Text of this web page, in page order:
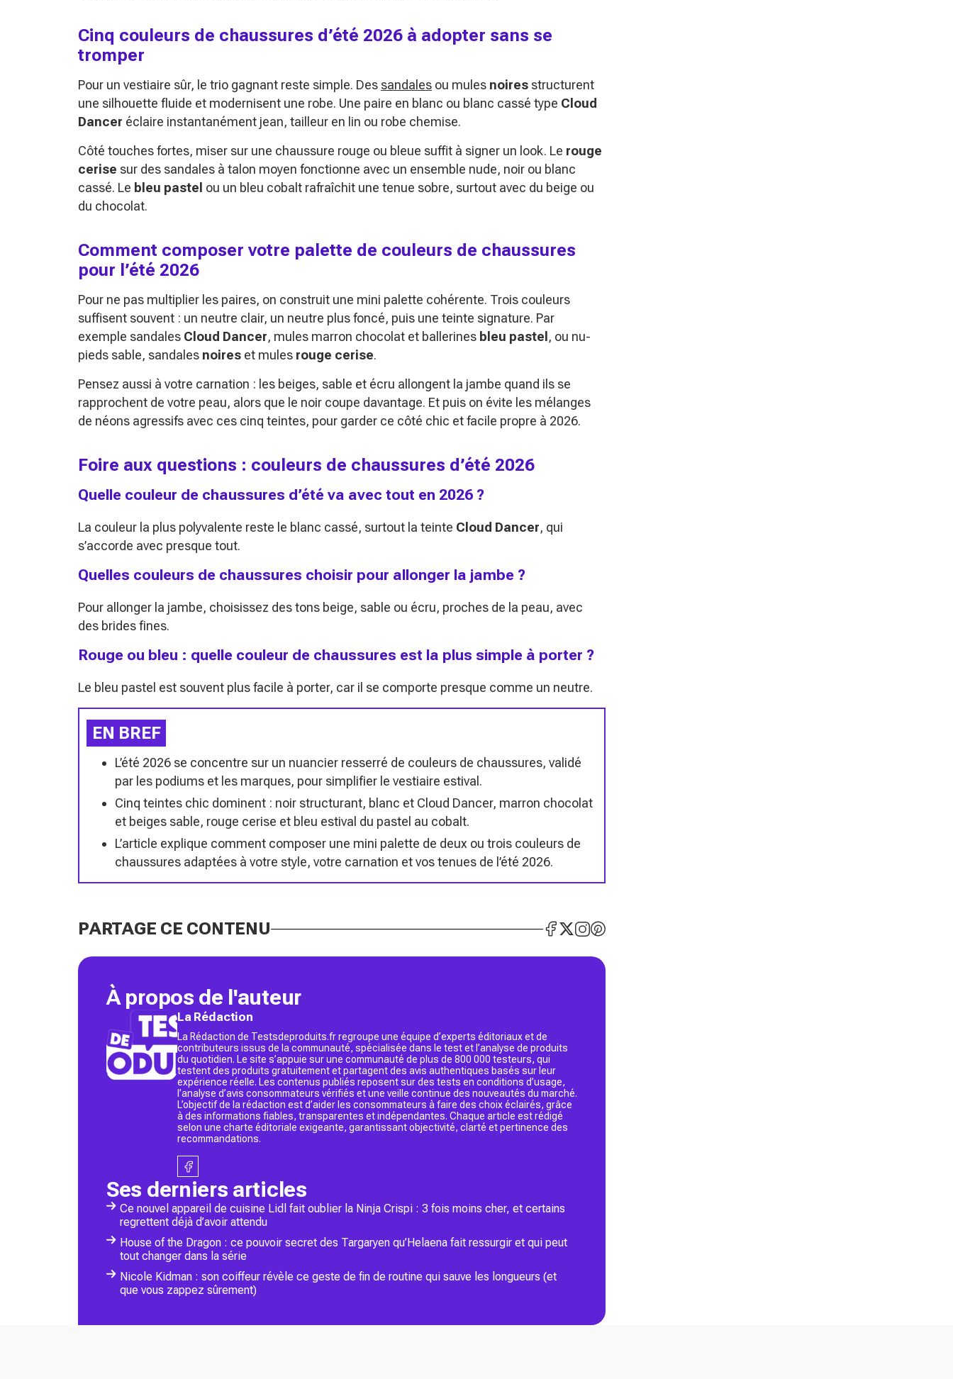
Cinq couleurs de chaussures d’été 2026 à adopter sans se
tromper
Pour un vestiaire sûr, le trio gagnant reste simple. Des sandales ou mules noires structurent
une silhouette fluide et modernisent une robe. Une paire en blanc ou blanc cassé type Cloud
Dancer éclaire instantanément jean, tailleur en lin ou robe chemise.
Côté touches fortes, miser sur une chaussure rouge ou bleue suffit à signer un look. Le rouge
cerise sur des sandales à talon moyen fonctionne avec un ensemble nude, noir ou blanc
cassé. Le bleu pastel ou un bleu cobalt rafraîchit une tenue sobre, surtout avec du beige ou
du chocolat.
Comment composer votre palette de couleurs de chaussures
pour l’été 2026
Pour ne pas multiplier les paires, on construit une mini palette cohérente. Trois couleurs
suffisent souvent : un neutre clair, un neutre plus foncé, puis une teinte signature. Par
exemple sandales Cloud Dancer, mules marron chocolat et ballerines bleu pastel , ou nu-
pieds sable, sandales noires et mules rouge cerise.
Pensez aussi à votre carnation : les beiges, sable et écru allongent la jambe quand ils se
rapprochent de votre peau, alors que le noir coupe davantage. Et puis on évite les mélanges
de néons agressifs avec ces cinq teintes, pour garder ce côté chic et facile propre à 2026.
Foire aux questions : couleurs de chaussures d’été 2026
Quelle couleur de chaussures d’été va avec tout en 2026 ?
La couleur la plus polyvalente reste le blanc cassé, surtout la teinte Cloud Dancer, qui
s’accorde avec presque tout.
Quelles couleurs de chaussures choisir pour allonger la jambe ?
Pour allonger la jambe, choisissez des tons beige, sable ou écru, proches de la peau, avec
des brides fines.
Rouge ou bleu : quelle couleur de chaussures est la plus simple à porter ?
Le bleu pastel est souvent plus facile à porter, car il se comporte presque comme un neutre.
EN BREF
L’été 2026 se concentre sur un nuancier resserré de couleurs de chaussures, validé
par les podiums et les marques, pour simplifier le vestiaire estival.
Cinq teintes chic dominent : noir structurant, blanc et Cloud Dancer, marron chocolat
et beiges sable, rouge cerise et bleu estival du pastel au cobalt.
L’article explique comment composer une mini palette de deux ou trois couleurs de
chaussures adaptées à votre style, votre carnation et vos tenues de l’été 2026.
PARTAGE CE CONTENU
À propos de l'auteur
La Rédaction
La Rédaction de Testsdeproduits.fr regroupe une équipe d’experts éditoriaux et de
contributeurs issus de la communauté, spécialisée dans le test et l’analyse de produits
du quotidien. Le site s’appuie sur une communauté de plus de 800 000 testeurs, qui
testent des produits gratuitement et partagent des avis authentiques basés sur leur
expérience réelle. Les contenus publiés reposent sur des tests en conditions d’usage,
l’analyse d’avis consommateurs vérifiés et une veille continue des nouveautés du marché.
L’objectif de la rédaction est d’aider les consommateurs à faire des choix éclairés, grâce
à des informations fiables, transparentes et indépendantes. Chaque article est rédigé
selon une charte éditoriale exigeante, garantissant objectivité, clarté et pertinence des
recommandations.
Ses derniers articles
Ce nouvel appareil de cuisine Lidl fait oublier la Ninja Crispi : 3 fois moins cher, et certains
regrettent déjà d’avoir attendu
House of the Dragon : ce pouvoir secret des Targaryen qu’Helaena fait ressurgir et qui peut
tout changer dans la série
Nicole Kidman : son coiffeur révèle ce geste de fin de routine qui sauve les longueurs (et
que vous zappez sûrement)